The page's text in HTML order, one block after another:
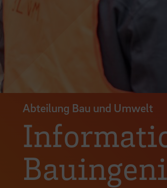
Abteilung Bau und Umwelt